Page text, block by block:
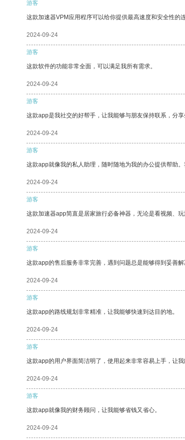
游客
这款加速器VPM应用程序可以给你提供最高速度和安全性的
2024-09-24
游客
这款软件的功能非常全面，可以满足我所有需求。
2024-09-24
游客
这款app是我社交的好帮手，让我能够与朋友保持联系，分享
2024-09-24
游客
这款app就像我的私人助理，随时随地为我的办公提供帮助
2024-09-24
游客
这款加速器app简直是居家旅行必备神器，无论是看视频、
2024-09-24
游客
这款app的售后服务非常完善，遇到问题总是能够得到妥善解
2024-09-24
游客
这款app的路线规划非常精准，让我能够快速到达目的地。
2024-09-24
游客
这款app的用户界面简洁明了，使用起来非常容易上手，让
2024-09-24
游客
这款app就像我的财务顾问，让我能够省钱又省心。
2024-09-24